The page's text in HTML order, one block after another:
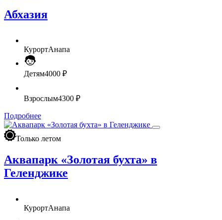
Абхазия
КурортАнапа
Детям4000 ₽
Взрослым4300 ₽
Подробнее
Только летом
Аквапарк «Золотая бухта» в
Геленджике
КурортАнапа